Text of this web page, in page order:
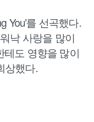
You'를 선곡했다.
낙 사랑을 많이
테도 영향을 많이
상했다.